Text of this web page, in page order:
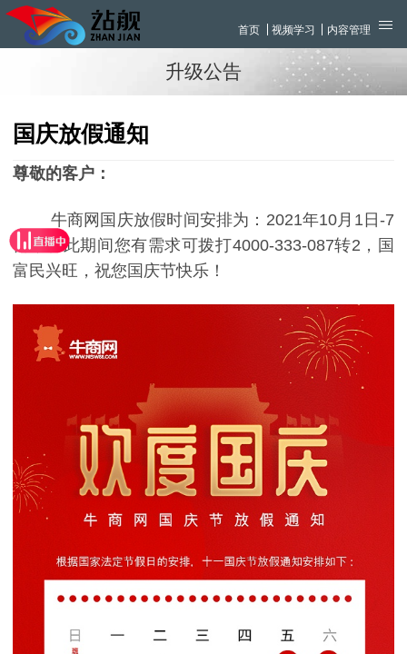
首页 视频学习 内容管理
升级公告
国庆放假通知
尊敬的客户：
牛商网国庆放假时间安排为：2021年10月1日-7
日，在此期间您有需求可拨打4000-333-087转2，国
富民兴旺，祝您国庆节快乐！